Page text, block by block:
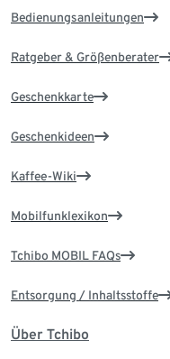
Bedienungsanleitungen
Ratgeber & Größenberater
Geschenkkarte
Geschenkideen
Kaffee-Wiki
Mobilfunklexikon
Tchibo MOBIL FAQs
Entsorgung / Inhaltsstoffe
Über Tchibo